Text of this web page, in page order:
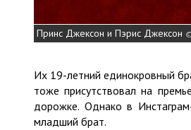
Принс Джексон и Пэрис Джексон
Их 19-летний единокровный
тоже присутствовал на
дорожке. Однако в
младший брат.